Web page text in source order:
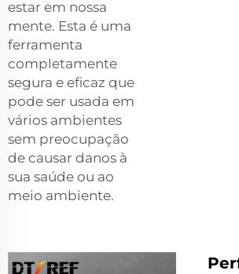
estar em nossa
mente. Esta é uma
ferramenta
completamente
segura e eficaz que
pode ser usada em
vários ambientes
sem preocupação
de causar danos à
sua saúde ou ao
meio ambiente.